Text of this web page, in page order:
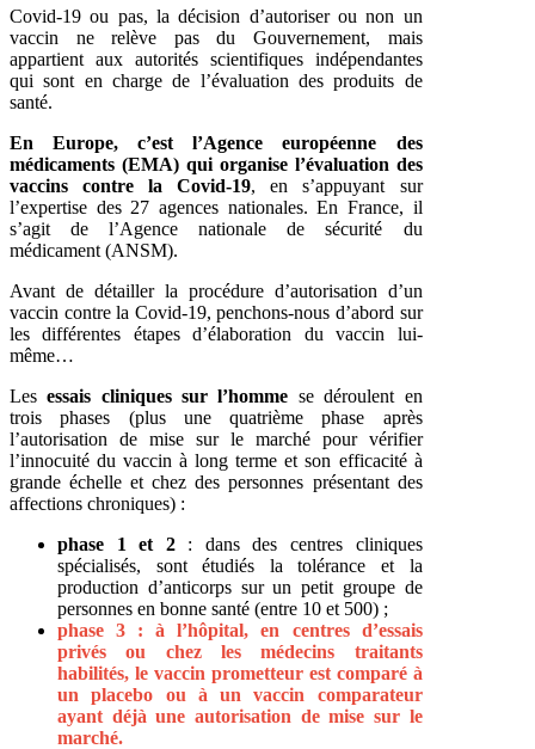
Covid-19 ou pas, la décision d’autoriser ou non un
vaccin ne relève pas du Gouvernement, mais
appartient aux autorités scientifiques indépendantes
qui sont en charge de l’évaluation des produits de
santé.
En Europe, c’est l’Agence européenne des
médicaments (EMA) qui organise l’évaluation des
vaccins contre la Covid-19, en s’appuyant sur
l’expertise des 27 agences nationales. En France, il
s’agit de l’Agence nationale de sécurité du
médicament (ANSM).
Avant de détailler la procédure d’autorisation d’un
vaccin contre la Covid-19, penchons-nous d’abord sur
les différentes étapes d’élaboration du vaccin lui-
même…
Lesessais cliniques sur l’homme se déroulent en
trois phases (plus une quatrième phase après
l’autorisation de mise sur le marché pour vérifier
l’innocuité du vaccin à long terme et son efficacité à
grande échelle et chez des personnes présentant des
affections chroniques) :
phase 1 et 2: dans des centres cliniques
spécialisés, sont étudiés la tolérance et la
production d’anticorps sur un petit groupe de
personnes en bonne santé (entre 10 et 500) ;
phase 3 : à l’hôpital, en centres d’essais
privés ou chez les médecins traitants
habilités, le vaccin prometteur est comparé à
un placebo ou à un vaccin comparateur
ayant déjà une autorisation de mise sur le
marché.